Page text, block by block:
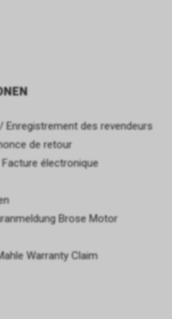
Enregistrement des revendeurs
de retour
électronique
Brose Motor
Warranty Claim